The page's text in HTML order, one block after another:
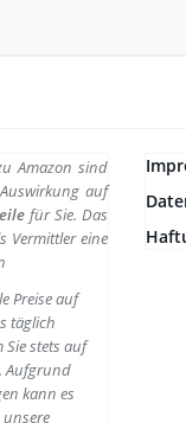
Amazon sind
auf
für Sie. Das
Vermittler eine
Preise auf
täglich
stets auf
Aufgrund
kann es